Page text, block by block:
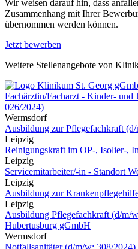
Wir weisen darauf hin, dass
Zusammenhang mit Ihrer
übernommen werden können.
Jetzt bewerben
Weitere Stellenangebote von
Fachärztin/Facharzt - Kinder-
026/2024)
Wermsdorf
Ausbildung zur Pflegefachkraft
Leipzig
Reinigungskraft im OP-, Isolier-,
Leipzig
Servicemitarbeiter/-in - Standort
Leipzig
Ausbildung zur
Leipzig
Ausbildung Pflegefachkraft (d/m/
Hubertusburg gGmbH
Wermsdorf
Notfallsanitäter (d/m/w; 308/2024)